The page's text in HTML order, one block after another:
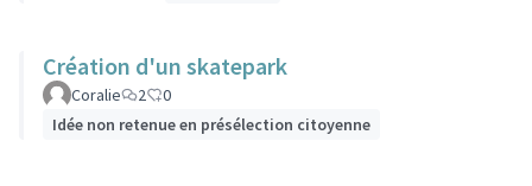
Création d'un skatepark
Coralie 2
0
Idée non retenue en présélection citoyenne